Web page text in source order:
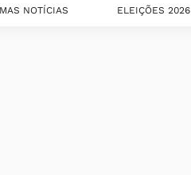
NOTÍCIAS ELEIÇÕES 2026